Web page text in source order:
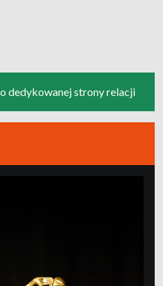
dedykowanej strony relacji